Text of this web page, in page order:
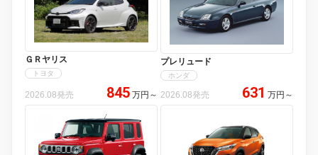
ＧＲヤリス
トヨタ
2026.08発売 845 万円 ～
プレリュード
ホンダ
2026.08発売 631 万円 ～